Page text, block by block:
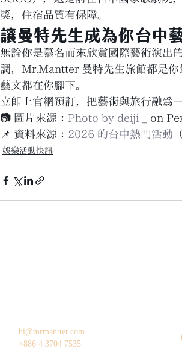
獎，住宿品質有保障。
讓曼特先生成為你台中
無論你是慕名而來欣賞國際藝術演出
調，Mr.Mantter 曼特先生旅館都是
藝文都在你腳下。
立即上官網預訂，把藝術與旅行融為一
📷 圖片來源： Photo by deiji _
on
📌 資料來源： 2026 的台中熱門活動
娛樂活動快訊
hi@mrmantter.com
+886 4 3704 7535